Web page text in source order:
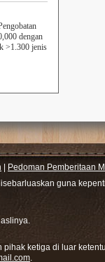
dengan
>1.300 jenis
Pedoman Pemberitaan
guna
ketiga di luar
.